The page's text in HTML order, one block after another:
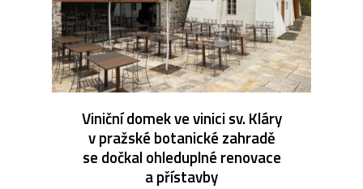
Viniční domek ve vinici sv. Kláry
v pražské botanické zahradě
se dočkal ohleduplné renovace
a přístavby